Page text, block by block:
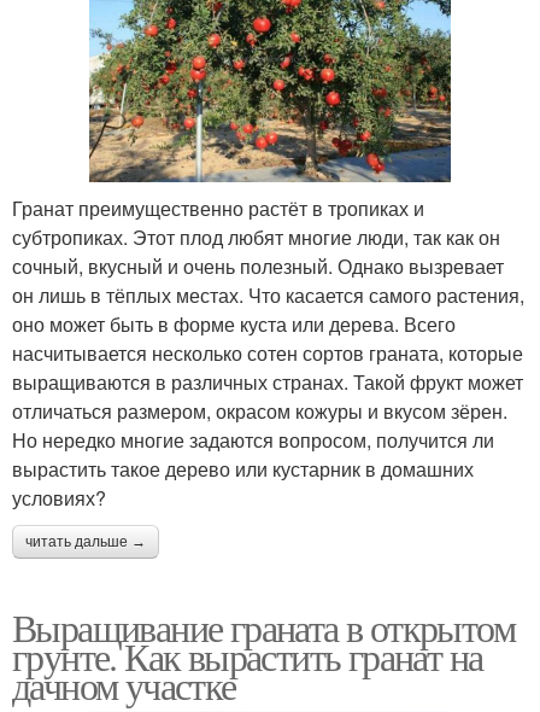
Гранат преимущественно растёт в тропиках и
субтропиках. Этот плод любят многие люди, так как он
сочный, вкусный и очень полезный. Однако вызревает
он лишь в тёплых местах. Что касается самого растения,
оно может быть в форме куста или дерева. Всего
насчитывается несколько сотен сортов граната, которые
выращиваются в различных странах. Такой фрукт может
отличаться размером, окрасом кожуры и вкусом зёрен.
Но нередко многие задаются вопросом, получится ли
вырастить такое дерево или кустарник в домашних
условиях?
читать дальше →
Выращивание граната в открытом
грунте. Как вырастить гранат на
дачном участке